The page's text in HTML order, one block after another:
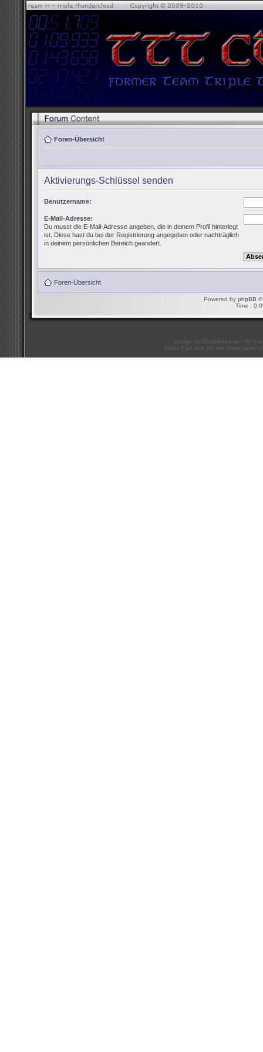
Foren-Übersicht
Aktivierungs-Schlüssel senden
Benutzername:
E-Mail-Adresse:
Du musst die E-Mail-Adresse angeben, die in deinem Profil hinterlegt
ist. Diese hast du bei der Registrierung angegeben oder nachträglich
in deinem persönlichen Bereich geändert.
Foren-Übersicht
Powered by phpBB ©
Time :
Design by Doublekey.de - Re-
Mario Kart and Wii are trademarks